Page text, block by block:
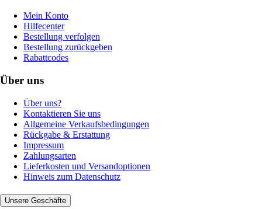
Mein Konto
Hilfecenter
Bestellung verfolgen
Bestellung zurückgeben
Rabattcodes
Über uns
Über uns?
Kontaktieren Sie uns
Allgemeine Verkaufsbedingungen
Rückgabe & Erstattung
Impressum
Zahlungsarten
Lieferkosten und Versandoptionen
Hinweis zum Datenschutz
Unsere Geschäfte